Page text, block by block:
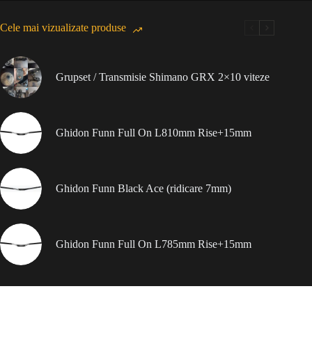
Cele mai vizualizate produse
Grupset / Transmisie Shimano GRX 2×10 viteze
Ghidon Funn Full On L810mm Rise+15mm
Ghidon Funn Black Ace (ridicare 7mm)
Ghidon Funn Full On L785mm Rise+15mm